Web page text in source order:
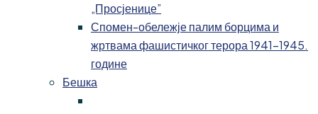
„Просјенице”
Спомен-обележје палим борцима и
жртвама фашистичког терора 1941-1945.
године
Бешка